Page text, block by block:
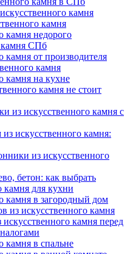
камня
камня
камня недорого
камня СПб
камня от производителя
камня
камня на кухне
камня не стоит
из искусственного камня с
искусственного камня:
из искусственного
бетон: как выбрать
камня для кухни
камня в загородный дом
из искусственного камня
камня перед
камня в спальне